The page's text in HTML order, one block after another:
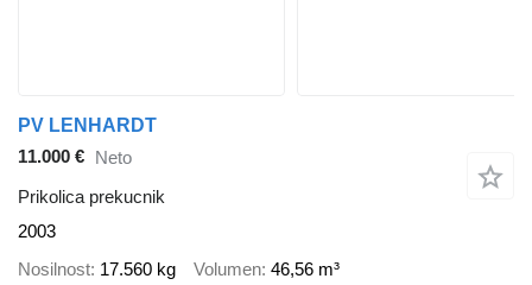
PV LENHARDT
11.000 € Neto
Prikolica prekucnik
2003
Nosilnost 17.560 kg Volumen 46,56 m³